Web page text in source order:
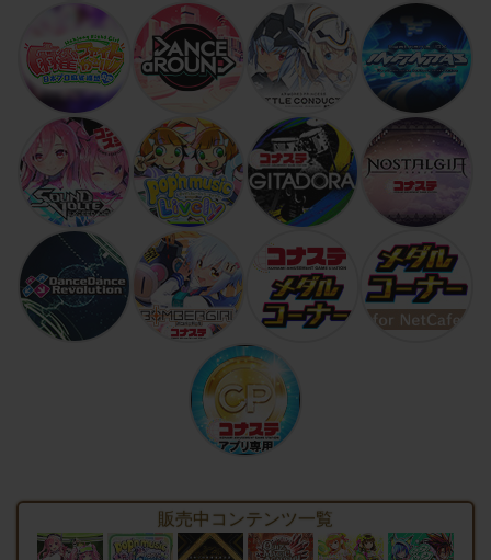
販売中コンテンツ一覧